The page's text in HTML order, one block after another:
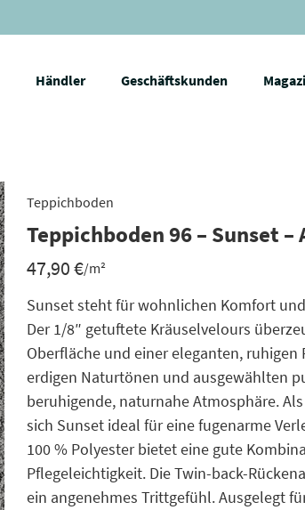
Händler Geschäftskunden
Teppichboden
Teppichboden 96 – Sunset –
47,90€/m²
Sunset steht für wohnlichen Komfort
Der 1/8″ getuftete Kräuselvelours
Oberfläche und einer eleganten,
erdigen Naturtönen und ausgewählten
beruhigende, naturnahe Atmosphäre.
sich Sunset ideal für eine fugenarme
100 % Polyester bietet eine gute
Pflegeleichtigkeit. Die Twin-back-
ein angenehmes Trittgefühl. Ausgelegt